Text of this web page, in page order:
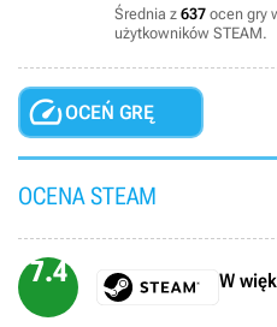
Średnia z 637 ocen gry
użytkowników STEAM.
OCEŃ GRĘ
OCENA STEAM
7.4 W